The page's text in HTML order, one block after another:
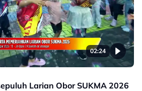
02:24
Larian Obor SUKMA 2026